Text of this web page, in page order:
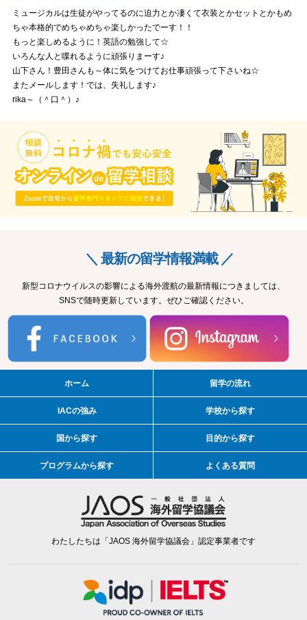
ミュージカルは生徒がやってるのに迫力とか凄くて衣装とかセットとかもめ
ちゃ本格的でめちゃめちゃ楽しかったでーす！！
もっと楽しめるように！英語の勉強して☆
いろんな人と喋れるように頑張りまーす♪
山下さん！豊田さんも～体に気をつけてお仕事頑張って下さいね☆
またメールします！では、失礼します♪
rika～（＾口＾）♪
＼ 最新の留学情報満載 ／
新型コロナウイルスの影響による海外渡航の最新情報につきましては、
SNSで随時更新しています。ぜひご確認ください。
ホーム 留学の流れ
IACの強み 学校から探す
国から探す 目的から探す
プログラムから探す よくある質問
わたしたちは「JAOS 海外留学協議会」認定事業者です